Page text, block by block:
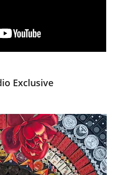
Exclusive